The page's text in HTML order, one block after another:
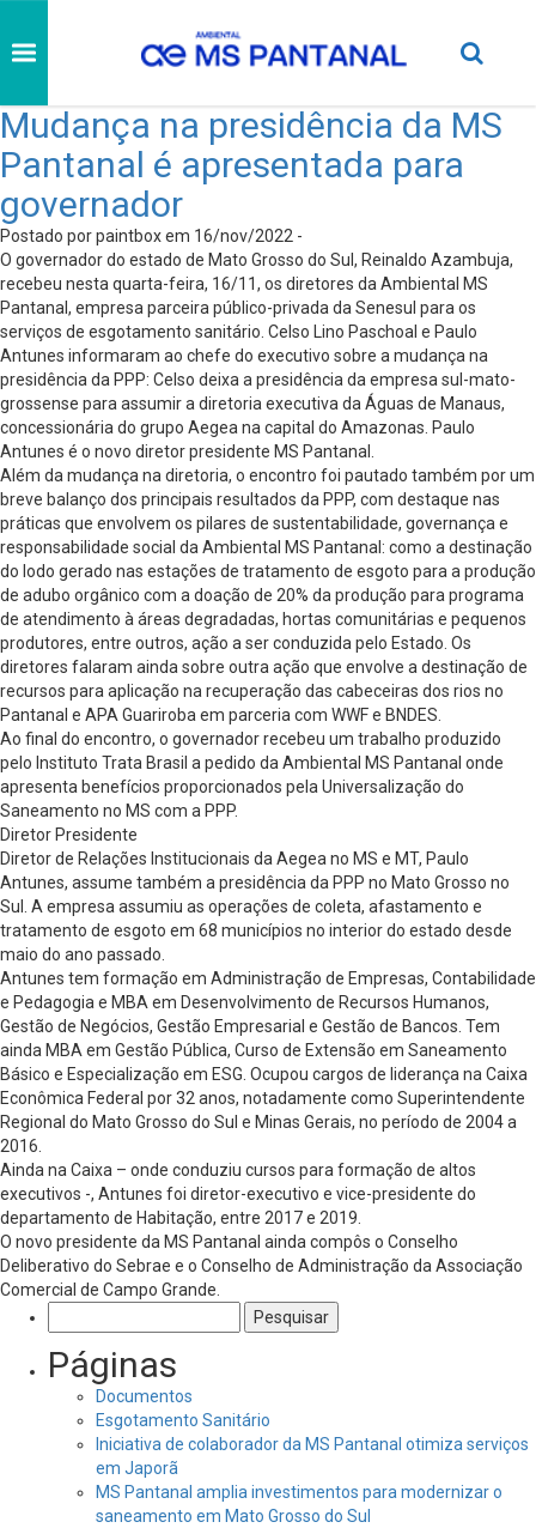
Mudança na presidência da MS
Pantanal é apresentada para
governador
Postado por paintbox em 16/nov/2022 -
O governador do estado de Mato Grosso do Sul, Reinaldo Azambuja,
recebeu nesta quarta-feira, 16/11, os diretores da Ambiental MS
Pantanal, empresa parceira público-privada da Senesul para os
serviços de esgotamento sanitário. Celso Lino Paschoal e Paulo
Antunes informaram ao chefe do executivo sobre a mudança na
presidência da PPP: Celso deixa a presidência da empresa sul-mato-
grossense para assumir a diretoria executiva da Águas de Manaus,
concessionária do grupo Aegea na capital do Amazonas. Paulo
Antunes é o novo diretor presidente MS Pantanal.
Além da mudança na diretoria, o encontro foi pautado também por um
breve balanço dos principais resultados da PPP, com destaque nas
práticas que envolvem os pilares de sustentabilidade, governança e
responsabilidade social da Ambiental MS Pantanal: como a destinação
do lodo gerado nas estações de tratamento de esgoto para a produção
de adubo orgânico com a doação de 20% da produção para programa
de atendimento à áreas degradadas, hortas comunitárias e pequenos
produtores, entre outros, ação a ser conduzida pelo Estado. Os
diretores falaram ainda sobre outra ação que envolve a destinação de
recursos para aplicação na recuperação das cabeceiras dos rios no
Pantanal e APA Guariroba em parceria com WWF e BNDES.
Ao final do encontro, o governador recebeu um trabalho produzido
pelo Instituto Trata Brasil a pedido da Ambiental MS Pantanal onde
apresenta benefícios proporcionados pela Universalização do
Saneamento no MS com a PPP.
Diretor Presidente
Diretor de Relações Institucionais da Aegea no MS e MT, Paulo
Antunes, assume também a presidência da PPP no Mato Grosso no
Sul. A empresa assumiu as operações de coleta, afastamento e
tratamento de esgoto em 68 municípios no interior do estado desde
maio do ano passado.
Antunes tem formação em Administração de Empresas, Contabilidade
e Pedagogia e MBA em Desenvolvimento de Recursos Humanos,
Gestão de Negócios, Gestão Empresarial e Gestão de Bancos. Tem
ainda MBA em Gestão Pública, Curso de Extensão em Saneamento
Básico e Especialização em ESG. Ocupou cargos de liderança na Caixa
Econômica Federal por 32 anos, notadamente como Superintendente
Regional do Mato Grosso do Sul e Minas Gerais, no período de 2004 a
2016.
Ainda na Caixa – onde conduziu cursos para formação de altos
executivos -, Antunes foi diretor-executivo e vice-presidente do
departamento de Habitação, entre 2017 e 2019.
O novo presidente da MS Pantanal ainda compôs o Conselho
Deliberativo do Sebrae e o Conselho de Administração da Associação
Comercial de Campo Grande.
por:
Páginas
Documentos
Esgotamento Sanitário
Iniciativa de colaborador da MS Pantanal otimiza serviços
em Japorã
MS Pantanal amplia investimentos para modernizar o
saneamento em Mato Grosso do Sul